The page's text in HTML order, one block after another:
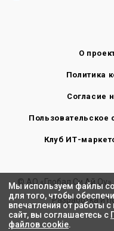
Мы используем файлы
для того, чтобы
впечатления от работы
сайт, вы соглашаетесь с
файлов cookie.